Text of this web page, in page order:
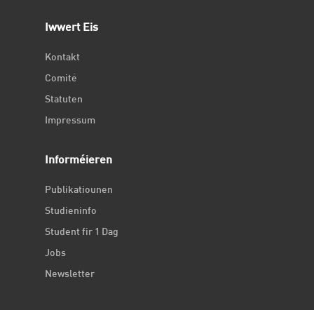
Iwwert Eis
Kontakt
Comité
Statuten
Impressum
Informéieren
Publikatiounen
Studieninfo
Student fir 1 Dag
Jobs
Newsletter